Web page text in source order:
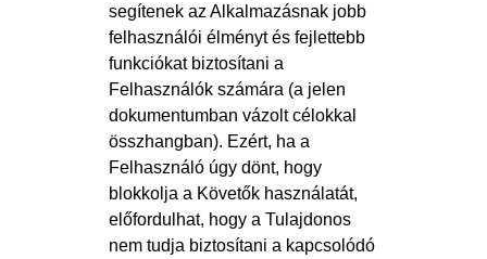
segítenek az Alkalmazásnak jobb
felhasználói élményt és fejlettebb
funkciókat biztosítani a
Felhasználók számára (a jelen
dokumentumban vázolt célokkal
összhangban). Ezért, ha a
Felhasználó úgy dönt, hogy
blokkolja a Követők használatát,
előfordulhat, hogy a Tulajdonos
nem tudja biztosítani a kapcsolódó